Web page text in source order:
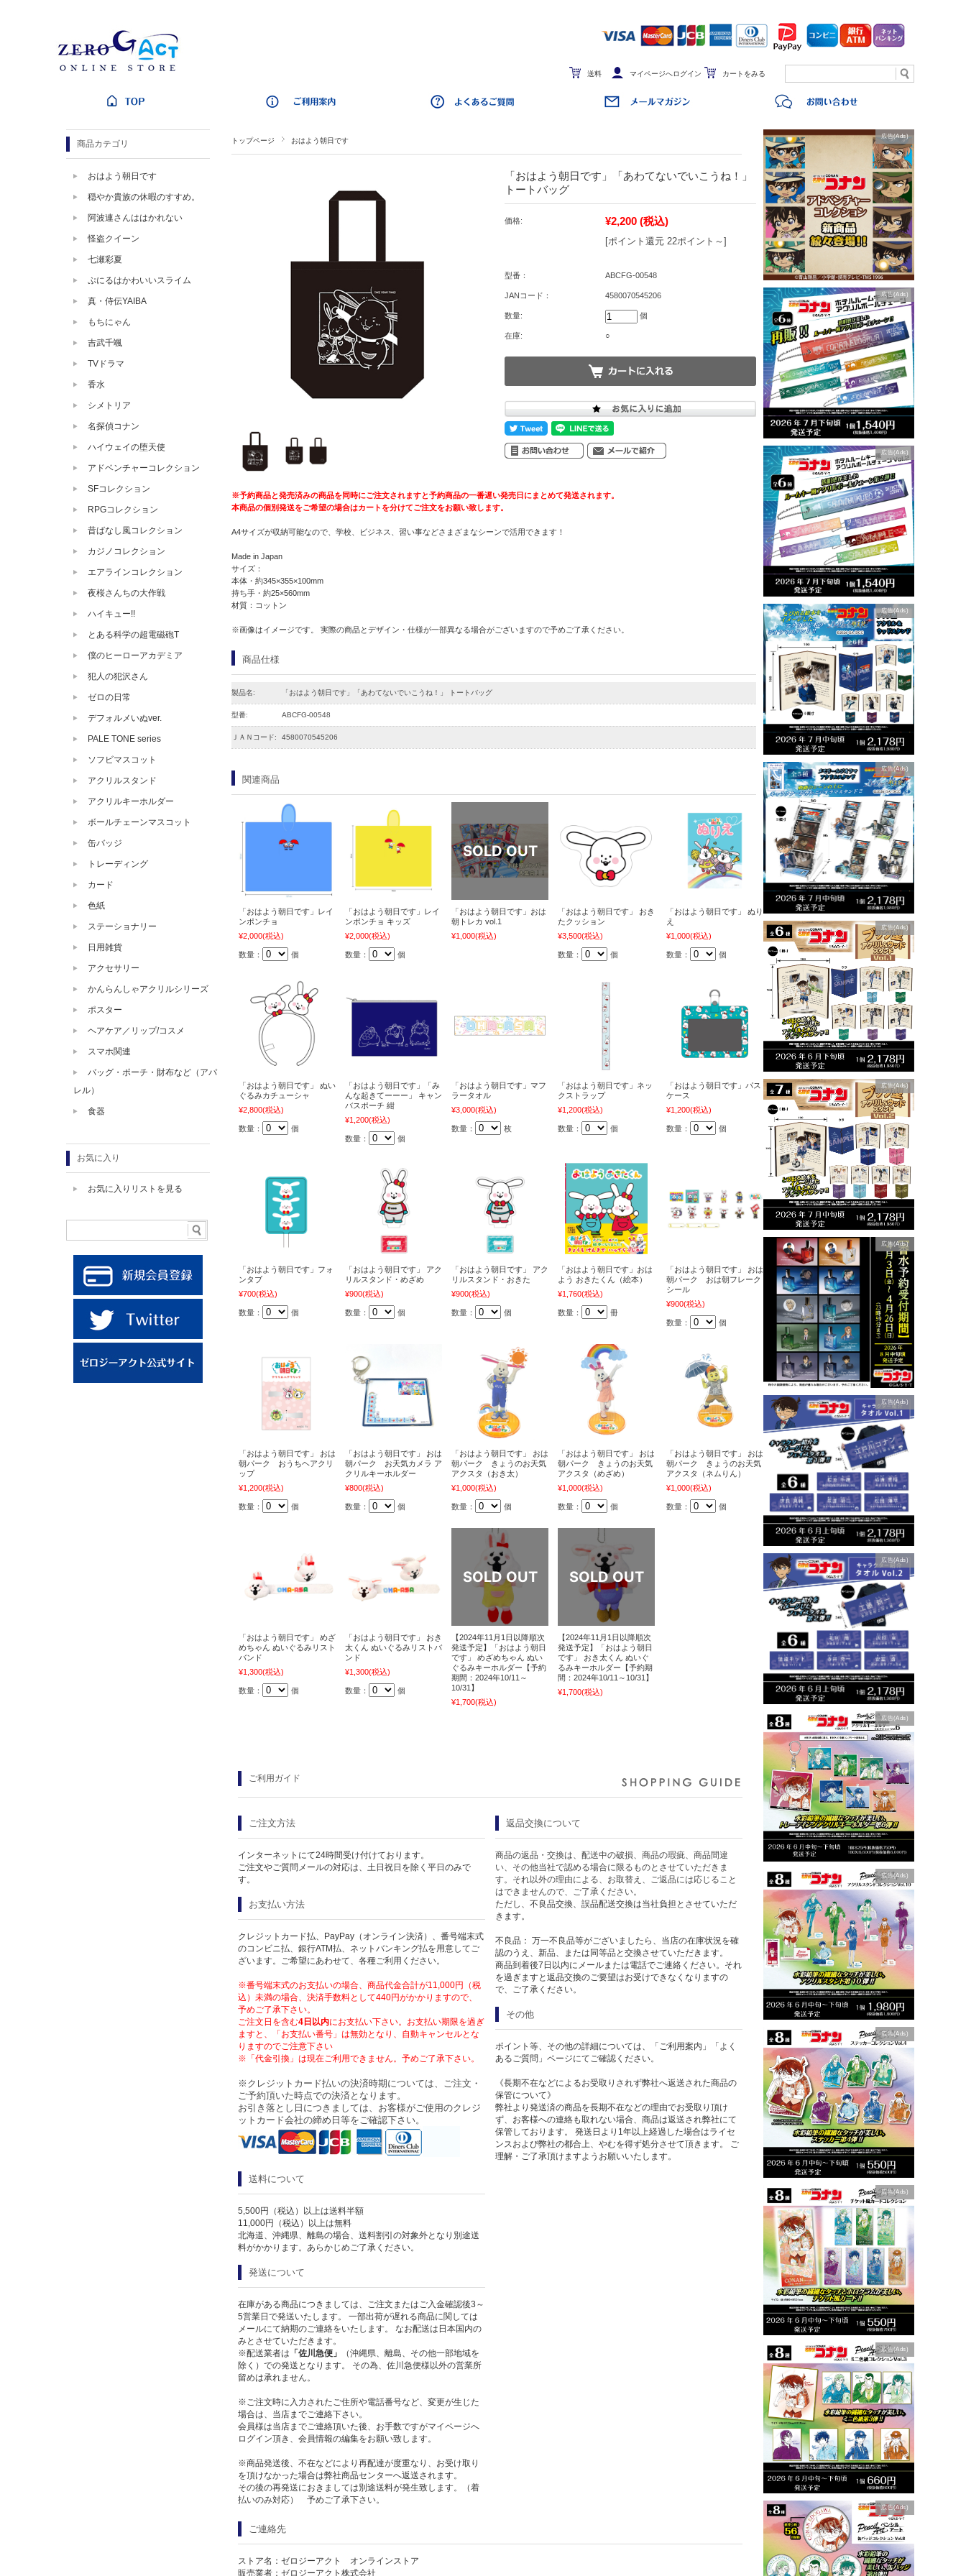
送料 マイページへログイン カートをみる
広告(Ads)
広告(Ads)
広告(Ads)
広告(Ads)
広告(Ads)
広告(Ads)
広告(Ads)
広告(Ads)
広告(Ads)
広告(Ads)
広告(Ads)
広告(Ads)
広告(Ads)
広告(Ads)
広告(Ads)
広告(Ads)
トップページ おはよう朝日です
「おはよう朝日です」「あわてないでいこうね！」
トートバッグ
価格: ¥2,200 (税込)
[ポイント還元 22ポイント～]
型番： ABCFG-00548
JANコード： 4580070545206
数量: 個
在庫: ○
※予約商品と発売済みの商品を同時にご注文されますと予約商品の一番遅い発売日にまとめて発送されます。
本商品の個別発送をご希望の場合はカートを分けてご注文をお願い致します。
A4サイズが収納可能なので、学校、ビジネス、習い事などさまざまなシーンで活用できます！
Made in Japan
サイズ：
本体・約345×355×100mm
持ち手・約25×560mm
材質：コットン
※画像はイメージです。 実際の商品とデザイン・仕様が一部異なる場合がございますので予めご了承ください。
商品仕様
製品名: 「おはよう朝日です」「あわてないでいこうね！」 トートバッグ
型番: ABCFG-00548
ＪＡＮコード: 4580070545206
関連商品
「おはよう朝日です」レイ
ンポンチョ
¥2,000(税込)
数量： 個
「おはよう朝日です」レイ
ンポンチョ キッズ
¥2,000(税込)
数量： 個
「おはよう朝日です」おは
朝トレカ vol.1
¥1,000(税込)
「おはよう朝日です」 おき
たクッション
¥3,500(税込)
数量： 個
「おはよう朝日です」 ぬり
え
¥1,000(税込)
数量： 個
「おはよう朝日です」 ぬい
ぐるみカチューシャ
¥2,800(税込)
数量： 個
「おはよう朝日です」「み
んな起きてーーー」 キャン
バスポーチ 紺
¥1,200(税込)
数量： 個
「おはよう朝日です」マフ
ラータオル
¥3,000(税込)
数量： 枚
「おはよう朝日です」ネッ
クストラップ
¥1,200(税込)
数量： 個
「おはよう朝日です」パス
ケース
¥1,200(税込)
数量： 個
「おはよう朝日です」フォ
ンタブ
¥700(税込)
数量： 個
「おはよう朝日です」 アク
リルスタンド・めざめ
¥900(税込)
数量： 個
「おはよう朝日です」 アク
リルスタンド・おきた
¥900(税込)
数量： 個
「おはよう朝日です」おは
よう おきたくん（絵本）
¥1,760(税込)
数量： 冊
「おはよう朝日です」 おは
朝パーク おは朝フレーク
シール
¥900(税込)
数量： 個
「おはよう朝日です」 おは
朝パーク おうちヘアクリ
ップ
¥1,200(税込)
数量： 個
「おはよう朝日です」 おは
朝パーク お天気カメラ ア
クリルキーホルダー
¥800(税込)
数量： 個
「おはよう朝日です」 おは
朝パーク きょうのお天気
アクスタ（おき太）
¥1,000(税込)
数量： 個
「おはよう朝日です」 おは
朝パーク きょうのお天気
アクスタ（めざめ）
¥1,000(税込)
数量： 個
「おはよう朝日です」 おは
朝パーク きょうのお天気
アクスタ（ネムりん）
¥1,000(税込)
数量： 個
「おはよう朝日です」 めざ
めちゃん ぬいぐるみリスト
バンド
¥1,300(税込)
数量： 個
「おはよう朝日です」 おき
太くん ぬいぐるみリストバ
ンド
¥1,300(税込)
数量： 個
【2024年11月1日以降順次
発送予定】「おはよう朝日
です」 めざめちゃん ぬい
ぐるみキーホルダー【予約
期間：2024年10/11～
10/31】
¥1,700(税込)
【2024年11月1日以降順次
発送予定】「おはよう朝日
です」 おき太くん ぬいぐ
るみキーホルダー【予約期
間：2024年10/11～10/31】
¥1,700(税込)
ご利用ガイド
ご注文方法
インターネットにて24時間受け付けております。
ご注文やご質問メールの対応は、土日祝日を除く平日のみで
す。
お支払い方法
クレジットカード払、PayPay（オンライン決済）、番号端末式
のコンビニ払、銀行ATM払、ネットバンキング払を用意してご
ざいます。ご希望にあわせて、各種ご利用ください。
※番号端末式のお支払いの場合、商品代金合計が11,000円（税
込）未満の場合、決済手数料として440円がかかりますので、
予めご了承下さい。
ご注文日を含む4日以内にお支払い下さい。お支払い期限を過ぎ
ますと、「お支払い番号」は無効となり、自動キャンセルとな
りますのでご注意下さい
※「代金引換」は現在ご利用できません。予めご了承下さい。
※クレジットカード払いの決済時期については、ご注文・
ご予約頂いた時点での決済となります。
お引き落とし日につきましては、お客様がご使用のクレジ
ットカード会社の締め日等をご確認下さい。
送料について
5,500円（税込）以上は送料半額
11,000円（税込）以上は無料
北海道、沖縄県、離島の場合、送料割引の対象外となり別途送
料がかかります。あらかじめご了承ください。
発送について
在庫がある商品につきましては、ご注文またはご入金確認後3～
5営業日で発送いたします。 一部出荷が遅れる商品に関しては
メールにて納期のご連絡をいたします。 なお配送は日本国内の
みとさせていただきます。
※配送業者は 「佐川急便」
（沖縄県、離島、その他一部地域を
除く）での発送となります。 その為、佐川急便様以外の営業所
留めは承れません。
※ご注文時に入力されたご住所や電話番号など、変更が生じた
場合は、当店までご連絡下さい。
会員様は当店までご連絡頂いた後、お手数ですがマイページへ
ログイン頂き、会員情報の編集をお願い致します。
※商品発送後、不在などにより再配達が度重なり、お受け取り
を頂けなかった場合は弊社商品センターへ返送されます。
その後の再発送におきましては別途送料が発生致します。（着
払いのみ対応） 予めご了承下さい。
返品交換について
商品の返品・交換は、配送中の破損、商品の瑕疵、商品間違
い、その他当社で認める場合に限るものとさせていただきま
す。それ以外の理由による、お取替え、ご返品には応じること
はできませんので、ご了承ください。
ただし、不良品交換、誤品配送交換は当社負担とさせていただ
きます。
不良品： 万一不良品等がございましたら、当店の在庫状況を確
認のうえ、新品、または同等品と交換させていただきます。
商品到着後7日以内にメールまたは電話でご連絡ください。それ
を過ぎますと返品交換のご要望はお受けできなくなりますの
で、ご了承ください。
その他
ポイント等、その他の詳細については、「ご利用案内」「よく
あるご質問」ページにてご確認ください。
《長期不在などによるお受取りされず弊社へ返送された商品の
保管について》
弊社より発送済の商品を長期不在などの理由でお受取り頂け
ず、お客様への連絡も取れない場合、商品は返送され弊社にて
保管しております。 発送日より1年以上経過した場合はライセ
ンスおよび弊社の都合上、やむを得ず処分させて頂きます。 ご
理解・ご了承頂けますようお願いいたします。
ご連絡先
ストア名：ゼロジーアクト オンラインストア
販売業者：ゼロジーアクト株式会社
商品カテゴリ
おはよう朝日です
穏やか貴族の休暇のすすめ。
阿波連さんははかれない
怪盗クイーン
七瀬彩夏
ぷにるはかわいいスライム
真・侍伝YAIBA
もちにゃん
吉武千颯
TVドラマ
香水
シメトリア
名探偵コナン
ハイウェイの堕天使
アドベンチャーコレクション
SFコレクション
RPGコレクション
昔ばなし風コレクション
カジノコレクション
エアラインコレクション
夜桜さんちの大作戦
ハイキュー!!
とある科学の超電磁砲T
僕のヒーローアカデミア
犯人の犯沢さん
ゼロの日常
デフォルメいぬver.
PALE TONE series
ソフビマスコット
アクリルスタンド
アクリルキーホルダー
ボールチェーンマスコット
缶バッジ
トレーディング
カード
色紙
ステーショナリー
日用雑貨
アクセサリー
かんらんしゃアクリルシリーズ
ポスター
ヘアケア／リップ/コスメ
スマホ関連
バッグ・ポーチ・財布など（アパ
レル）
食器
お気に入り
お気に入りリストを見る